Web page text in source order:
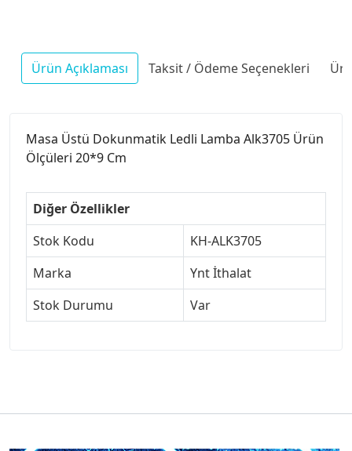
Ürün Açıklaması Taksit / Ödeme Seçenekleri
Masa Üstü Dokunmatik Ledli Lamba Alk3705 Ürün
Ölçüleri 20*9 Cm
Diğer Özellikler
Stok Kodu
KH-ALK3705
Marka
Ynt İthalat
Stok Durumu
Var